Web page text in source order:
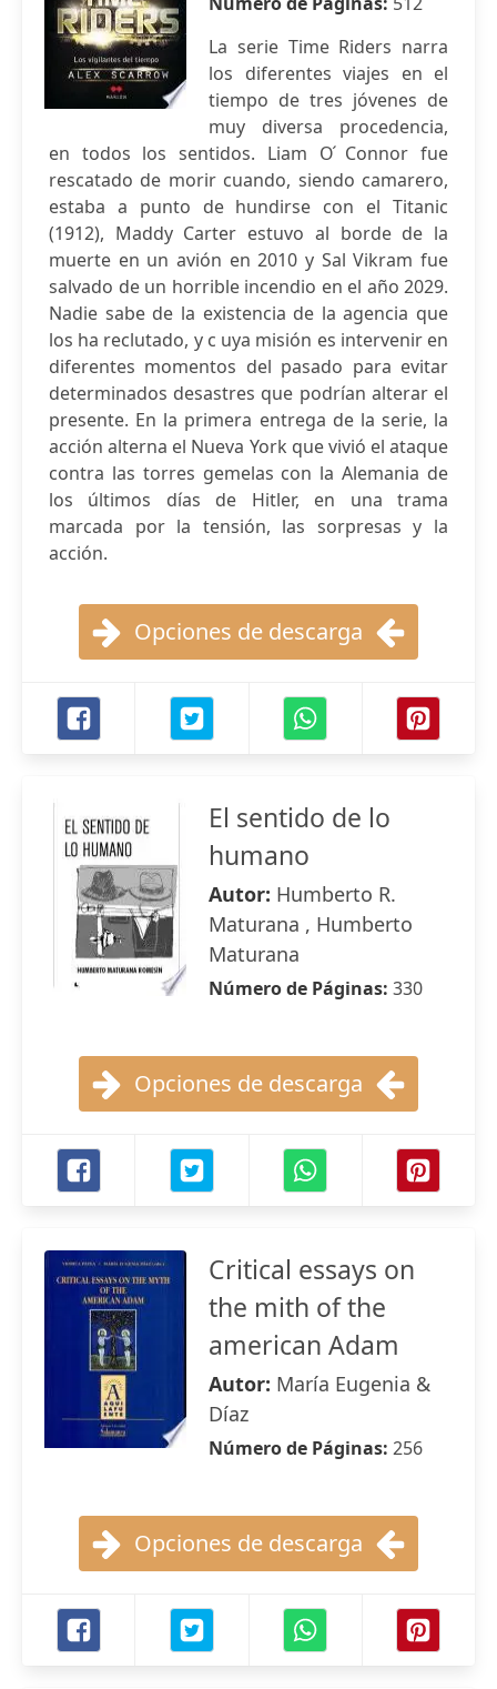
La serie Time Riders narra
los diferentes viajes en el
tiempo de tres jóvenes de
muy diversa procedencia,
en todos los sentidos. Liam O ́Connor fue
rescatado de morir cuando, siendo camarero,
estaba a punto de hundirse con el Titanic
(1912), Maddy Carter estuvo al borde de la
muerte en un avión en 2010 y Sal Vikram fue
salvado de un horrible incendio en el año 2029.
Nadie sabe de la existencia de la agencia que
los ha reclutado, y c uya misión es intervenir en
diferentes momentos del pasado para evitar
determinados desastres que podrían alterar el
presente. En la primera entrega de la serie, la
acción alterna el Nueva York que vivió el ataque
contra las torres gemelas con la Alemania de
los últimos días de Hitler, en una trama
marcada por la tensión, las sorpresas y la
acción.
Opciones de descarga
El sentido de lo
humano
Autor: Humberto R.
Maturana , Humberto
Maturana
Número de Páginas: 330
Opciones de descarga
Critical essays on
the mith of the
american Adam
Autor: María Eugenia &
Díaz
Número de Páginas: 256
Opciones de descarga